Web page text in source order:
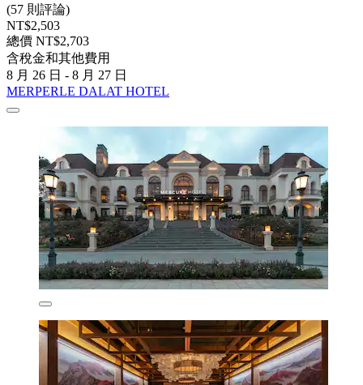
(57 則評論)
NT$2,503
總價 NT$2,703
含稅金和其他費用
8 月 26 日 - 8 月 27 日
MERPERLE DALAT HOTEL